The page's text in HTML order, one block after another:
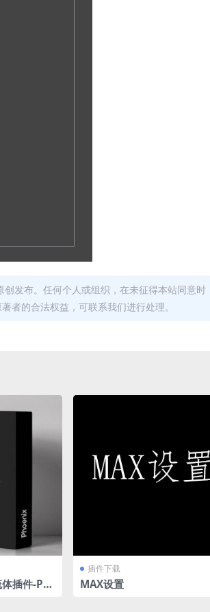
发布。任何个人或组织，在未征得本站同意
者的合法权益，可联系我们进行处理。
插件-Ph
插件下载
MAX设置